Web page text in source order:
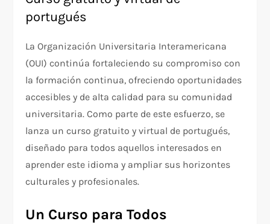
portugués
La Organización Universitaria Interamericana
(OUI) continúa fortaleciendo su compromiso con
la formación continua, ofreciendo oportunidades
accesibles y de alta calidad para su comunidad
universitaria. Como parte de este esfuerzo, se
lanza un curso gratuito y virtual de portugués,
diseñado para todos aquellos interesados en
aprender este idioma y ampliar sus horizontes
culturales y profesionales.
Un Curso para Todos